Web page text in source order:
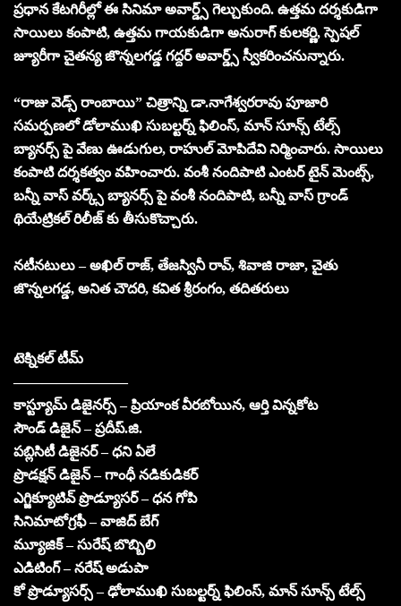
ప్రధాన కేటగిరీల్లో ఈ సినిమా అవార్డ్స్ గెల్చుకుంది. ఉత్తమ దర్శకుడిగా
సాయిలు కంపాటి, ఉత్తమ గాయకుడిగా అనురాగ్ కులకర్ణి, స్పెషల్
జ్యూరీగా చైతన్య జొన్నలగడ్డ గద్దర్ అవార్డ్స్ స్వీకరించనున్నారు.
“రాజు వెడ్స్ రాంబాయి” చిత్రాన్ని డా.నాగేశ్వరరావు పూజారి
సమర్పణలో డోలాముఖి సుబల్టర్న్ ఫిలింస్, మాన్ సూన్స్ టేల్స్
బ్యానర్స్ పై వేణు ఊడుగుల, రాహుల్ మోపిదేవి నిర్మించారు. సాయిలు
కంపాటి దర్శకత్వం వహించారు. వంశీ నందిపాటి ఎంటర్ టైన్ మెంట్స్,
బన్నీ వాస్ వర్క్స్ బ్యానర్స్ పై వంశీ నందిపాటి, బన్నీ వాస్ గ్రాండ్
థియేట్రికల్ రిలీజ్ కు తీసుకొచ్చారు.
నటీనటులు – అఖిల్ రాజ్, తేజస్వినీ రావ్, శివాజి రాజా, చైతు
జొన్నలగడ్డ, అనిత చౌదరి, కవిత శ్రీరంగం, తదితరులు
టెక్నికల్ టీమ్
————————
కాస్ట్యూమ్ డిజైనర్స్ – ప్రియాంక వీరబోయిన, ఆర్తి విన్నకోట
సౌండ్ డిజైన్ – ప్రదీప్.జి.
పబ్లిసిటీ డిజైనర్ – ధని ఏలే
ప్రొడక్షన్ డిజైన్ – గాంధీ నడికుడికర్
ఎగ్జిక్యూటివ్ ప్రొడ్యూసర్ – ధన గోపి
సినిమాటోగ్రఫీ – వాజిద్ బేగ్
మ్యూజిక్ – సురేష్ బొబ్బిలి
ఎడిటింగ్ – నరేష్ అడుపా
కో ప్రొడ్యూసర్స్ – ఢోలాముఖి సుబల్టర్న్ ఫిలింస్, మాన్ సూన్స్ టేల్స్